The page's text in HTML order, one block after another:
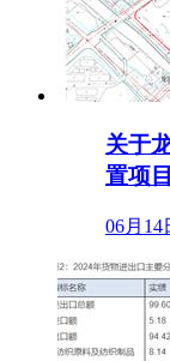
关于
置项
06月14